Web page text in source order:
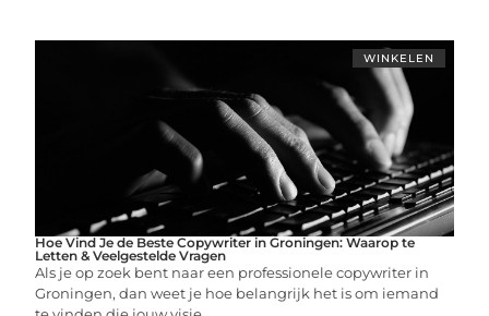
WINKELEN
Hoe Vind Je de Beste Copywriter in Groningen: Waarop te
Letten & Veelgestelde Vragen
Als je op zoek bent naar een professionele copywriter in
Groningen, dan weet je hoe belangrijk het is om iemand